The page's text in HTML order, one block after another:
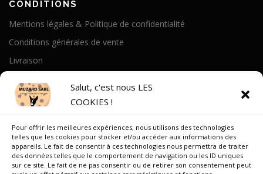
Salut, c'est nous LES
COOKIES !
Pour offrir les meilleures expériences, nous utilisons des technologies
telles que les cookies pour stocker et/ou accéder aux informations des
appareils. Le fait de consentir à ces technologies nous permettra de traiter
des données telles que le comportement de navigation ou les ID uniques
sur ce site. Le fait de ne pas consentir ou de retirer son consentement peut
CONDITIONS
Mentions légales & Politique de confidentialité
Conditions générales de vente
Livraison
Notre Histoire
On parle de nous
Recrutement